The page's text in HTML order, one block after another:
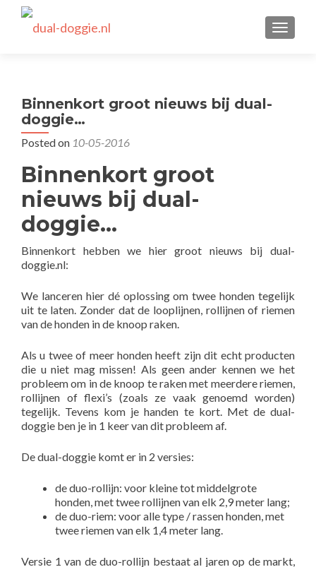
Binnenkort groot nieuws bij dual-
doggie…
Posted on 10-05-2016
Binnenkort groot
nieuws bij dual-
doggie…
Binnenkort hebben we hier groot nieuws bij dual-
doggie.nl:
We lanceren hier dé oplossing om twee honden tegelijk
uit te laten. Zonder dat de looplijnen, rollijnen of riemen
van de honden in de knoop raken.
Als u twee of meer honden heeft zijn dit echt producten
die u niet mag missen! Als geen ander kennen we het
probleem om in de knoop te raken met meerdere riemen,
rollijnen of flexi’s (zoals ze vaak genoemd worden)
tegelijk. Tevens kom je handen te kort. Met de dual-
doggie ben je in 1 keer van dit probleem af.
De dual-doggie komt er in 2 versies:
de duo-rollijn: voor kleine tot middelgrote
honden, met twee rollijnen van elk 2,9 meter lang;
de duo-riem: voor alle type / rassen honden, met
twee riemen van elk 1,4 meter lang.
Versie 1 van de duo-rollijn bestaat al jaren op de markt,